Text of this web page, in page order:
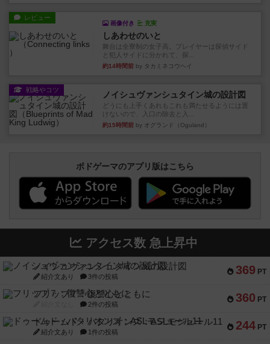
レビュー
画像付き 充実
しあわせのいと
舞台は全寮制の女子高。プレイヤーは探偵サイド
と犯人サイドに分かれて、探...
約14時間前 by タカミネコウヘイ
戦略やコツ ノイシュヴァンシュタイン城の設計図
どうにも上手くあれもこれも満たせるようには置
けないので、入口の除去と入...
約15時間前 by オグランド（Oguland）
ボドゲーマのアプリ版はこちら
アクセス数 急上昇中
369 PT
ノイシュヴァンシュタイン城の設計図
紹介文あり 3件の投稿
360 PT
フリップ７：復讐心とともに
2件の投稿
244 PT
ドゥームド・バタリオンズ：ASLモジュール11
紹介文あり 1件の投稿